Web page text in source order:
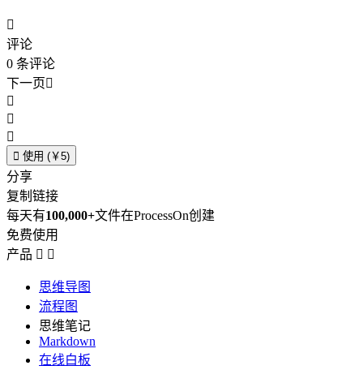

评论
0 条评论
下一页



 使用 (￥5)
分享
复制链接
每天有100,000+文件在ProcessOn创建
免费使用
产品  
思维导图
流程图
思维笔记
Markdown
在线白板